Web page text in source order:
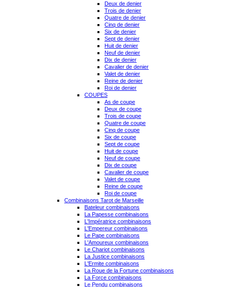
Deux de denier
Trois de denier
Quatre de denier
Cinq de denier
Six de denier
Sept de denier
Huit de denier
Neuf de denier
Dix de denier
Cavalier de denier
Valet de denier
Reine de denier
Roi de denier
COUPES
As de coupe
Deux de coupe
Trois de coupe
Quatre de coupe
Cinq de coupe
Six de coupe
Sept de coupe
Huit de coupe
Neuf de coupe
Dix de coupe
Cavalier de coupe
Valet de coupe
Reine de coupe
Roi de coupe
Combinaisons Tarot de Marseille
Bateleur combinaisons
La Papesse combinaisons
L'Impératrice combinaisons
L'Empereur combinaisons
Le Pape combinaisons
L'Amoureux combinaisons
Le Chariot combinaisons
La Justice combinaisons
L'Ermite combinaisons
La Roue de la Fortune combinaisons
La Force combinaisons
Le Pendu combinaisons